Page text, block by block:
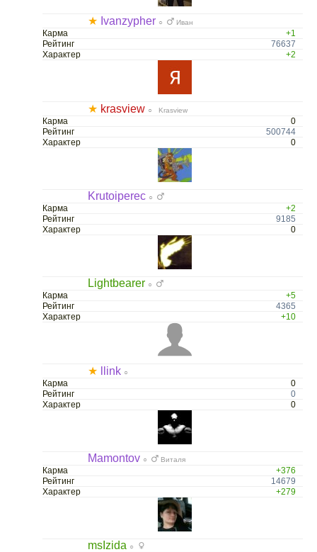
★ Ivanzypher ○ Иван
Карма
+1
Рейтинг
76637
Характер
+2
★ krasview ○ Krasview
Карма
0
Рейтинг
500744
Характер
0
Krutoiperec ○
Карма
+2
Рейтинг
9185
Характер
0
Lightbearer ○
Карма
+5
Рейтинг
4365
Характер
+10
★ llink ○
Карма
0
Рейтинг
0
Характер
0
Mamontov ○ Виталя
Карма
+376
Рейтинг
14679
Характер
+279
msIzida ○